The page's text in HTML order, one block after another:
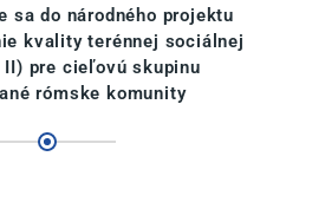
sa do národného projektu
kvality terénnej sociálnej
II) pre cieľovú skupinu
rómske komunity